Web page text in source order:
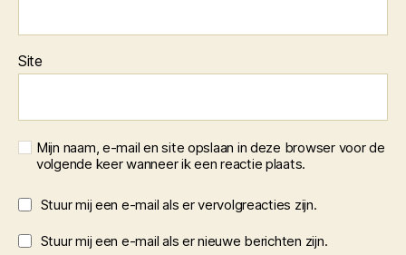
Site
Mijn naam, e-mail en site opslaan in deze browser voor de
volgende keer wanneer ik een reactie plaats.
Stuur mij een e-mail als er vervolgreacties zijn.
Stuur mij een e-mail als er nieuwe berichten zijn.